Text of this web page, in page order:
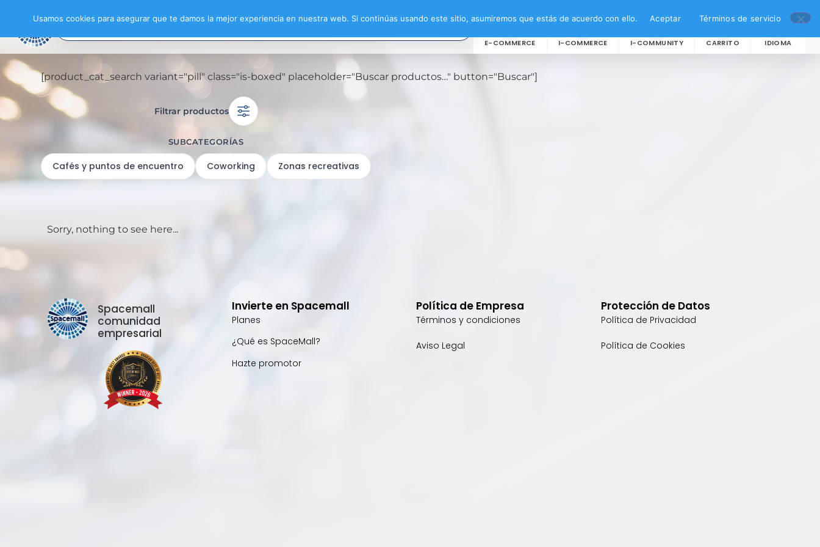
E-COMMERCE I-COMMERCE I-COMMUNITY CARRITO IDIOMA
[product_cat_search variant="pill" class="is-boxed" placeholder="Buscar productos…" button="Buscar"]
Filtrar productos
SUBCATEGORÍAS
Cafés y puntos de encuentro Coworking Zonas recreativas
Sorry, nothing to see here...
Spacemall
comunidad
empresarial
Invierte en Spacemall
Planes
¿Qué es SpaceMall?
Hazte promotor
Política de Empresa
Términos y condiciones
Aviso Legal
Protección de Datos
Política de Privacidad
Política de Cookies
Usamos cookies para asegurar que te damos la mejor experiencia en nuestra web. Si continúas usando este sitio, asumiremos que estás de acuerdo con ello. Aceptar Términos de servicio